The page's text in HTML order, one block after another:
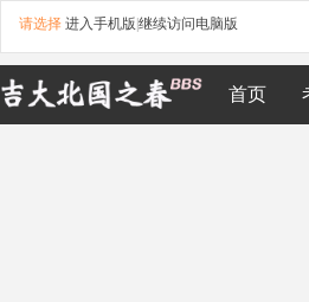
请选择 进入手机版 继续访问电脑版
首页